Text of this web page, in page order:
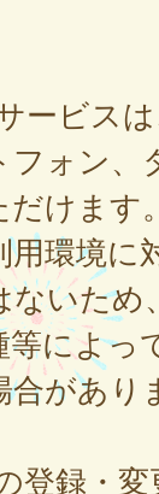
ービスは
フォン、
だけます
用環境に
ないため
等によっ
があり
登録・変